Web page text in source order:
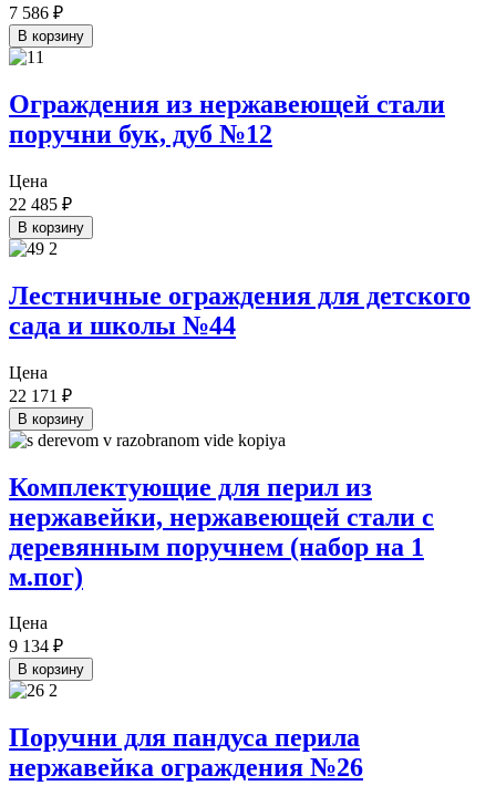
7 586 ₽
В корзину
Ограждения из нержавеющей стали
поручни бук, дуб №12
Цена
22 485 ₽
В корзину
Лестничные ограждения для детского
сада и школы №44
Цена
22 171 ₽
В корзину
Комплектующие для перил из
нержавейки, нержавеющей стали с
деревянным поручнем (набор на 1
м.пог)
Цена
9 134 ₽
В корзину
Поручни для пандуса перила
нержавейка ограждения №26